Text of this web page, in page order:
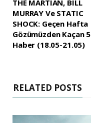
THE MARTIAN, BILL
MURRAY Ve STATIC
SHOCK: Geçen Hafta
Gözümüzden Kaçan 5
Haber (18.05-21.05)
RELATED POSTS